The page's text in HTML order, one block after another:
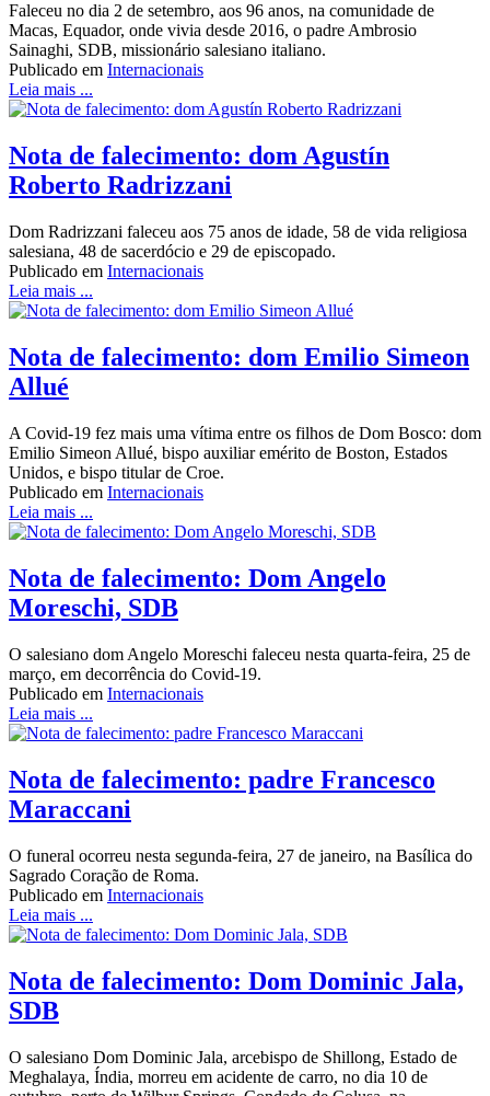
Faleceu no dia 2 de setembro, aos 96 anos, na comunidade de
Macas, Equador, onde vivia desde 2016, o padre Ambrosio
Sainaghi, SDB, missionário salesiano italiano.
Publicado em Internacionais
Leia mais ...
Nota de falecimento: dom Agustín
Roberto Radrizzani
Dom Radrizzani faleceu aos 75 anos de idade, 58 de vida religiosa
salesiana, 48 de sacerdócio e 29 de episcopado.
Publicado em Internacionais
Leia mais ...
Nota de falecimento: dom Emilio Simeon
Allué
A Covid-19 fez mais uma vítima entre os filhos de Dom Bosco: dom
Emilio Simeon Allué, bispo auxiliar emérito de Boston, Estados
Unidos, e bispo titular de Croe.
Publicado em Internacionais
Leia mais ...
Nota de falecimento: Dom Angelo
Moreschi, SDB
O salesiano dom Angelo Moreschi faleceu nesta quarta-feira, 25 de
março, em decorrência do Covid-19.
Publicado em Internacionais
Leia mais ...
Nota de falecimento: padre Francesco
Maraccani
O funeral ocorreu nesta segunda-feira, 27 de janeiro, na Basílica do
Sagrado Coração de Roma.
Publicado em Internacionais
Leia mais ...
Nota de falecimento: Dom Dominic Jala,
SDB
O salesiano Dom Dominic Jala, arcebispo de Shillong, Estado de
Meghalaya, Índia, morreu em acidente de carro, no dia 10 de